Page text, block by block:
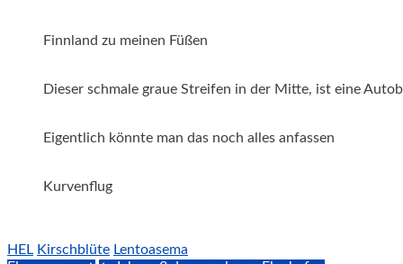
Finnland zu meinen Füßen
Dieser schmale graue Streifen in der Mitte, ist eine
Eigentlich könnte man das noch alles anfassen
Kurvenflug
HEL Kirschblüte Lentoasema